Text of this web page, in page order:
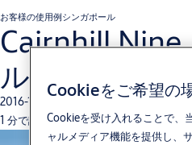
お客様の使用例シンガポール
Cairnhill Nine
ル
2016-11-01
1 分で読めます
Cookieをご希望の
Cookieを受け入れることで、
ャルメディア機能を提供し、